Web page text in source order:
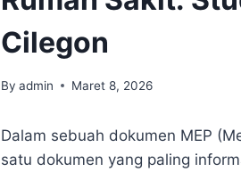
Cilegon
By admin Maret 8, 2026
Dalam sebuah dokumen MEP
satu dokumen yang paling